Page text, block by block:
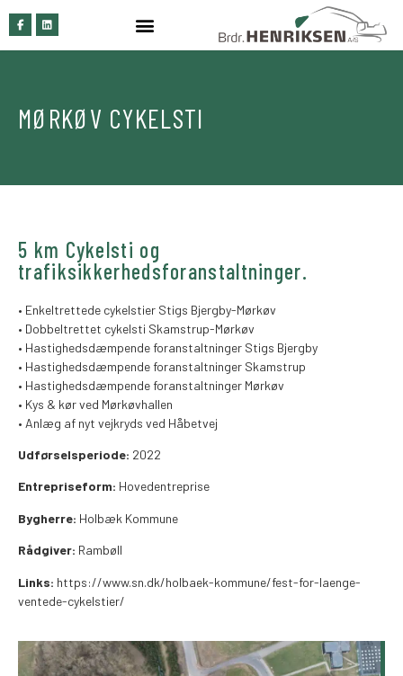
MØRKØV CYKELSTI
5 km Cykelsti og
trafiksikkerhedsforanstaltninger.
• Enkeltrettede cykelstier Stigs Bjergby-Mørkøv
• Dobbeltrettet cykelsti Skamstrup-Mørkøv
• Hastighedsdæmpende foranstaltninger Stigs Bjergby
• Hastighedsdæmpende foranstaltninger Skamstrup
• Hastighedsdæmpende foranstaltninger Mørkøv
• Kys & kør ved Mørkøvhallen
• Anlæg af nyt vejkryds ved Håbetvej
Udførselsperiode: 2022
Entrepriseform: Hovedentreprise
Bygherre: Holbæk Kommune
Rådgiver: Rambøll
Links: https://www.sn.dk/holbaek-kommune/fest-for-laenge-
ventede-cykelstier/